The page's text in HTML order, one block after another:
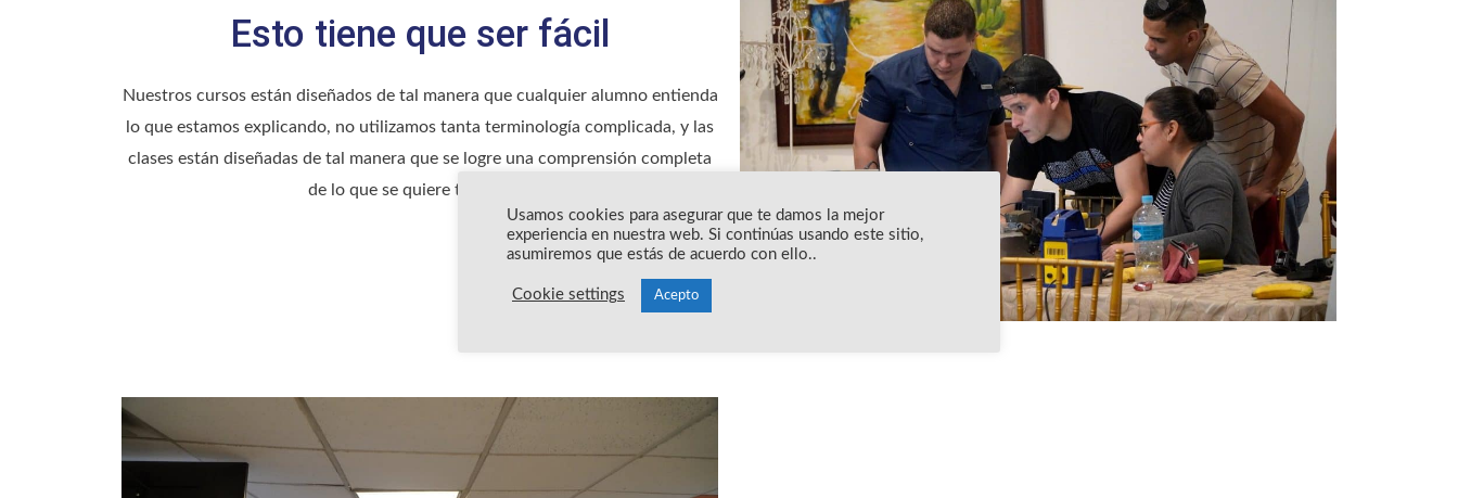
Esto tiene que ser fácil
Nuestros cursos están diseñados de tal manera que cualquier alumno entienda
lo que estamos explicando, no utilizamos tanta terminología complicada, y las
clases están diseñadas de tal manera que se logre una comprensión completa
de lo que se quiere transmitir.
Usamos cookies para asegurar que te damos la mejor
experiencia en nuestra web. Si continúas usando este sitio,
asumiremos que estás de acuerdo con ello..
Cookie settings Acepto